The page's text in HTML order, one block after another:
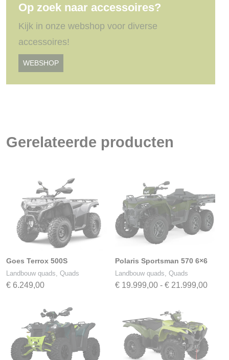
Op zoek naar accessoires?
Kijk in onze webshop voor diverse
accessoires!
WEBSHOP
Gerelateerde producten
Goes Terrox 500S
Landbouw quads, Quads
€ 6.249,00
Polaris Sportsman 570 6×6
Landbouw quads, Quads
€19.999,00 - €21.999,00